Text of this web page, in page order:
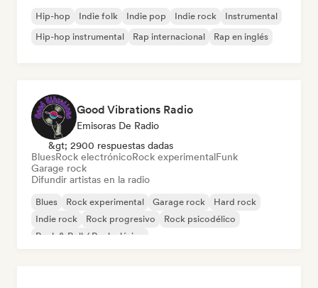
Hip-hop Indie folk Indie pop Indie rock
Instrumental
Hip-hop instrumental
Rap internacional Rap en inglés
Good Vibrations Radio
Emisoras De Radio
&gt; 2900 respuestas dadas
BluesRock electrónicoRock experimentalFunk
Garage rock
Difundir artistas en la radio
Blues Rock experimental Garage rock
Hard rock
Indie rock
Rock progresivo
Rock psicodélico
Rock & Roll / Rock clásico